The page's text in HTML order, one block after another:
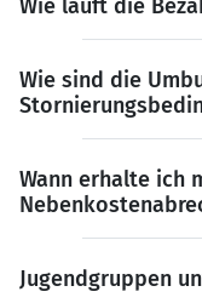
Wie läuft die
Wie sind die
Wann erhalte ich
Jugendgruppen